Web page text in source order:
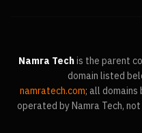
Namra Techis the parent
domain listed
namratech.com; all
operated by Namra Tech,